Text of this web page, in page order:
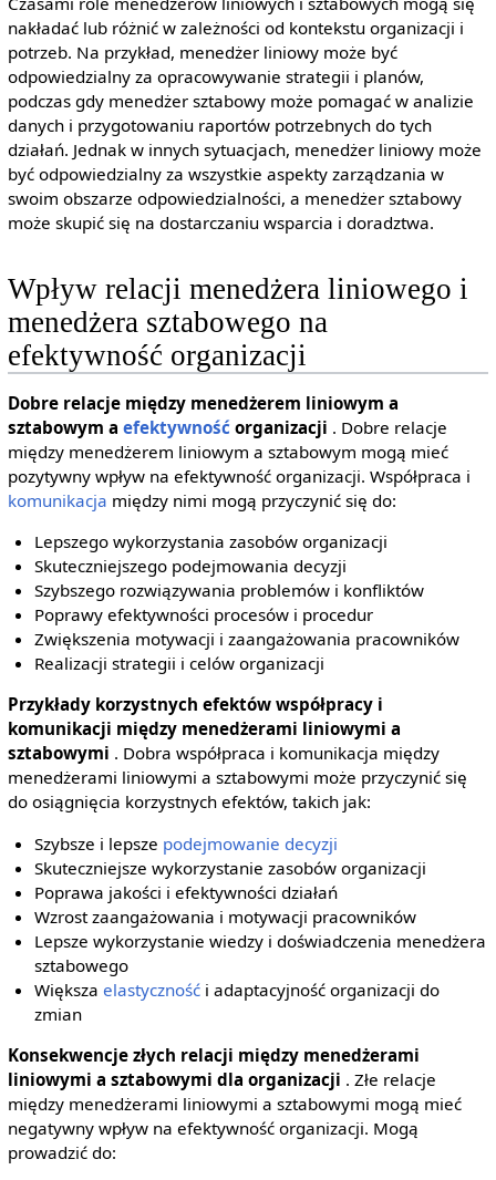
nakładać lub różnić w zależności od kontekstu organizacji i
potrzeb. Na przykład, menedżer liniowy może być
odpowiedzialny za opracowywanie strategii i planów,
podczas gdy menedżer sztabowy może pomagać w analizie
danych i przygotowaniu raportów potrzebnych do tych
działań. Jednak w innych sytuacjach, menedżer liniowy może
być odpowiedzialny za wszystkie aspekty zarządzania w
swoim obszarze odpowiedzialności, a menedżer sztabowy
może skupić się na dostarczaniu wsparcia i doradztwa.
Wpływ relacji menedżera liniowego i
menedżera sztabowego na
efektywność organizacji
Dobre relacje między menedżerem liniowym a
sztabowym a efektywnośćorganizacji . Dobre relacje
między menedżerem liniowym a sztabowym mogą mieć
pozytywny wpływ na efektywność organizacji. Współpraca i
komunikacja między nimi mogą przyczynić się do:
Lepszego wykorzystania zasobów organizacji
Skuteczniejszego podejmowania decyzji
Szybszego rozwiązywania problemów i konfliktów
Poprawy efektywności procesów i procedur
Zwiększenia motywacji i zaangażowania pracowników
Realizacji strategii i celów organizacji
Przykłady korzystnych efektów współpracy i
komunikacji między menedżerami liniowymi a
sztabowymi . Dobra współpraca i komunikacja między
menedżerami liniowymi a sztabowymi może przyczynić się
do osiągnięcia korzystnych efektów, takich jak:
Szybsze i lepsze podejmowanie decyzji
Skuteczniejsze wykorzystanie zasobów organizacji
Poprawa jakości i efektywności działań
Wzrost zaangażowania i motywacji pracowników
Lepsze wykorzystanie wiedzy i doświadczenia menedżera
sztabowego
Większaelastyczność i adaptacyjność organizacji do
zmian
Konsekwencje złych relacji między menedżerami
liniowymi a sztabowymi dla organizacji . Złe relacje
między menedżerami liniowymi a sztabowymi mogą mieć
negatywny wpływ na efektywność organizacji. Mogą
prowadzić do: